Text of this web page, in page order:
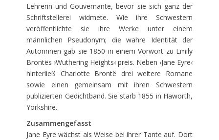
Lehrerin und Gouvernante, bevor sie sich ganz der
Schriftstellerei widmete. Wie ihre Schwestern
veröffentlichte sie ihre Werke unter einem
männlichen Pseudonym; die wahre Identität der
Autorinnen gab sie 1850 in einem Vorwort zu Emily
Brontës ›Wuthering Heights‹ preis. Neben ›Jane Eyre‹
hinterließ Charlotte Brontë drei weitere Romane
sowie einen gemeinsam mit ihren Schwestern
publizierten Gedichtband. Sie starb 1855 in Haworth,
Yorkshire.
Zusammengefasst
Jane Eyre wächst als Weise bei ihrer Tante auf. Dort